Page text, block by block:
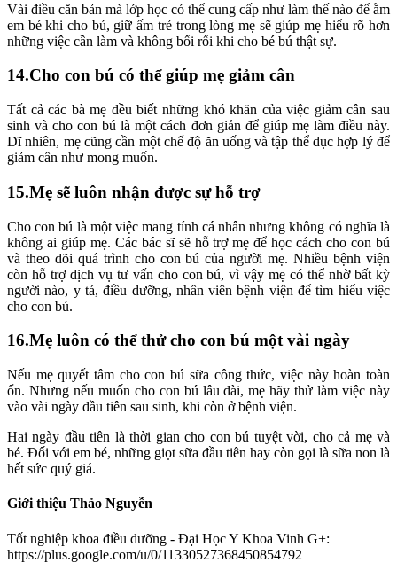
Vài điều căn bản mà lớp học có thể cung cấp như làm thế nào để ẵm
em bé khi cho bú, giữ ấm trẻ trong lòng mẹ sẽ giúp mẹ hiểu rõ hơn
những việc cần làm và không bối rối khi cho bé bú thật sự.
14.Cho con bú có thể giúp mẹ giảm cân
Tất cả các bà mẹ đều biết những khó khăn của việc giảm cân sau
sinh và cho con bú là một cách đơn giản để giúp mẹ làm điều này.
Dĩ nhiên, mẹ cũng cần một chế độ ăn uống và tập thể dục hợp lý để
giảm cân như mong muốn.
15.Mẹ sẽ luôn nhận được sự hỗ trợ
Cho con bú là một việc mang tính cá nhân nhưng không có nghĩa là
không ai giúp mẹ. Các bác sĩ sẽ hỗ trợ mẹ để học cách cho con bú
và theo dõi quá trình cho con bú của người mẹ. Nhiều bệnh viện
còn hỗ trợ dịch vụ tư vấn cho con bú, vì vậy mẹ có thể nhờ bất kỳ
người nào, y tá, điều dưỡng, nhân viên bệnh viện để tìm hiểu việc
cho con bú.
16.Mẹ luôn có thể thử cho con bú một vài ngày
Nếu mẹ quyết tâm cho con bú sữa công thức, việc này hoàn toàn
ổn. Nhưng nếu muốn cho con bú lâu dài, mẹ hãy thử làm việc này
vào vài ngày đầu tiên sau sinh, khi còn ở bệnh viện.
Hai ngày đầu tiên là thời gian cho con bú tuyệt vời, cho cả mẹ và
bé. Đối với em bé, những giọt sữa đầu tiên hay còn gọi là sữa non là
hết sức quý giá.
Giới thiệu Thảo Nguyễn
Tốt nghiệp khoa điều dưỡng - Đại Học Y Khoa Vinh G+:
https://plus.google.com/u/0/11330527368450854792